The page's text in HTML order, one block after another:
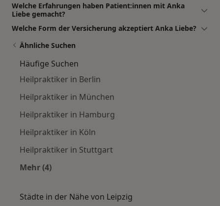
Welche Erfahrungen haben Patient:innen mit Anka
Liebe gemacht?
Welche Form der Versicherung akzeptiert Anka Liebe?
Ähnliche Suchen
Häufige Suchen
Heilpraktiker in Berlin
Heilpraktiker in München
Heilpraktiker in Hamburg
Heilpraktiker in Köln
Heilpraktiker in Stuttgart
Mehr (4)
Städte in der Nähe von Leipzig